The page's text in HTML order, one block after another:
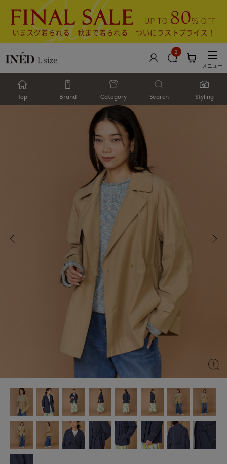
2
メニュー
Top Brand Category Search Styling